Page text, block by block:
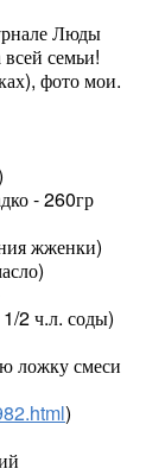
Люды
семьи!
фото мои.
- 260гр
жженки)
2 ч.л. соды)
ложку смеси
)